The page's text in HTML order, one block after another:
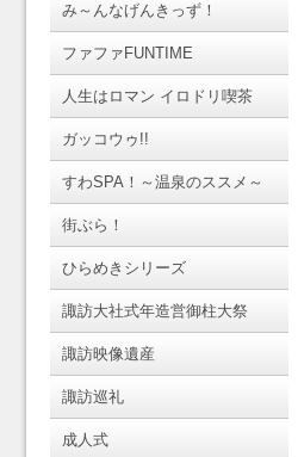
み～んなげんきっず！
ファファFUNTIME
人生はロマン イロドリ喫茶
ガッコウゥ!!
すわSPA！～温泉のススメ～
街ぶら！
ひらめきシリーズ
諏訪大社式年造営御柱大祭
諏訪映像遺産
諏訪巡礼
成人式